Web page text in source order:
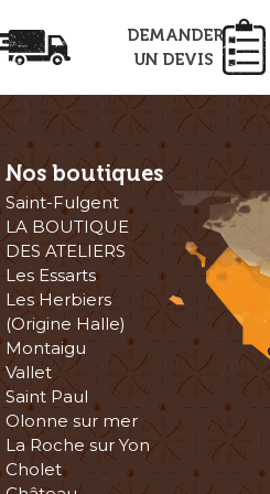
DEMANDER
UN DEVIS
Nos boutiques
Saint-Fulgent
LA BOUTIQUE
DES ATELIERS
Les Essarts
Les Herbiers
(Origine Halle)
Montaigu
Vallet
Saint Paul
Olonne sur mer
La Roche sur Yon
Cholet